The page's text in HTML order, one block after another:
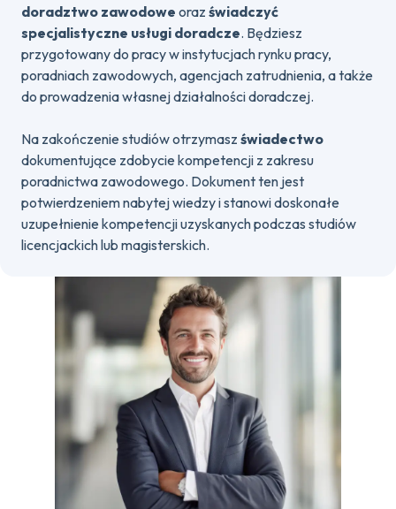
doradztwo zawodowe oraz świadczyć
specjalistyczne usługi doradcze. Będziesz
przygotowany do pracy w instytucjach rynku pracy,
poradniach zawodowych, agencjach zatrudnienia, a także
do prowadzenia własnej działalności doradczej.
Na zakończenie studiów otrzymasz świadectwo
dokumentujące zdobycie kompetencji z zakresu
poradnictwa zawodowego. Dokument ten jest
potwierdzeniem nabytej wiedzy i stanowi doskonałe
uzupełnienie kompetencji uzyskanych podczas studiów
licencjackich lub magisterskich.